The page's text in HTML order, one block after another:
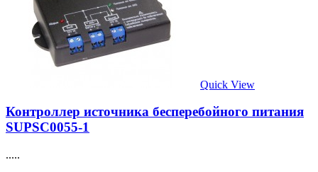
Quick View
Контроллер источника бесперебойного питания
SUPSC0055-1
.....